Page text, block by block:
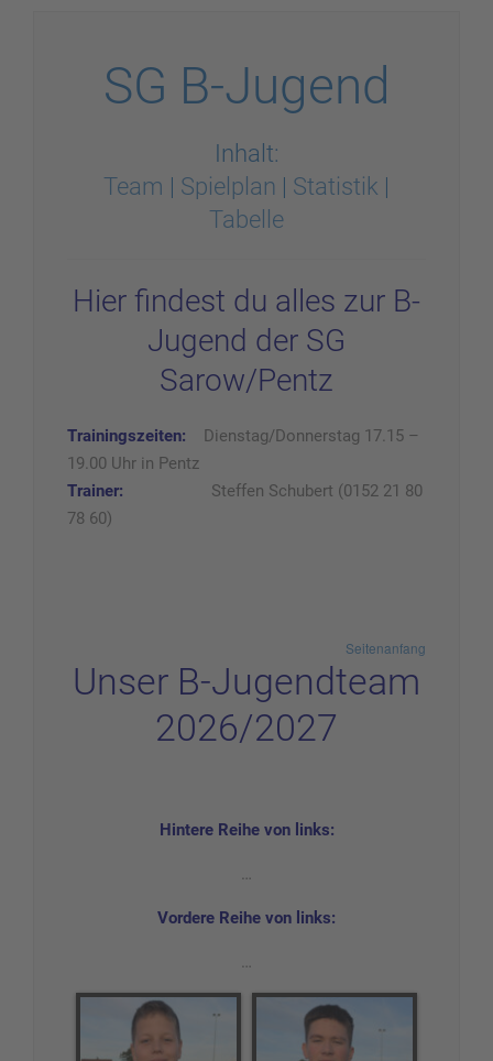
SG B-Jugend
Inhalt:
Team | Spielplan | Statistik |
Tabelle
Hier findest du alles zur B-
Jugend der SG
Sarow/Pentz
Trainingszeiten: Dienstag/Donnerstag 17.15 –
19.00 Uhr in Pentz
Trainer:
Steffen Schubert (0152 21 80
78 60)
Seitenanfang
Unser B-Jugendteam
2026/2027
Hintere Reihe von links:
…
Vordere Reihe von links:
…